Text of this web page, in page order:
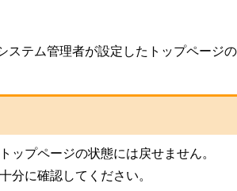
テム管理者が設定したトップページ
ップページの状態には戻せません。
分に確認してください。